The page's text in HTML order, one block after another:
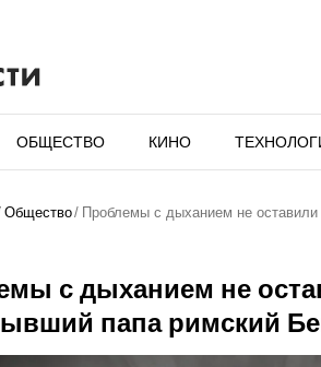
ОБЩЕСТВО КИНО
Общество Проблемы с дыханием не
с дыханием не
папа римский